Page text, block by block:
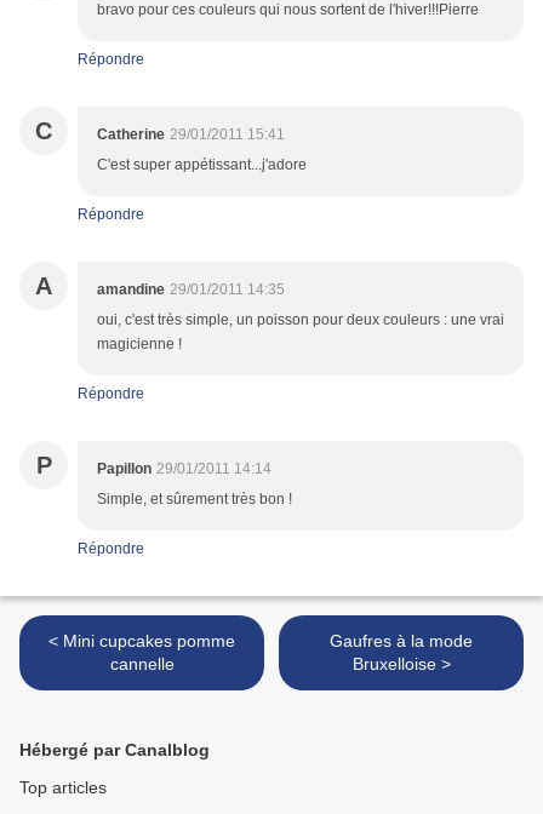
bravo pour ces couleurs qui nous sortent de l'hiver!!!Pierre
Répondre
C Catherine 29/01/2011 15:41
C'est super appétissant...j'adore
Répondre
A amandine 29/01/2011 14:35
oui, c'est très simple, un poisson pour deux couleurs : une vrai
magicienne !
Répondre
P Papillon 29/01/2011 14:14
Simple, et sûrement très bon !
Répondre
< Mini cupcakes pomme
cannelle
Gaufres à la mode
Bruxelloise >
Hébergé par Canalblog
Top articles